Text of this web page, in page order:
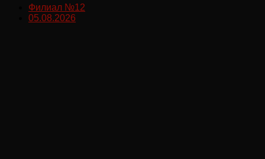
Филиал №12
05.08.2026